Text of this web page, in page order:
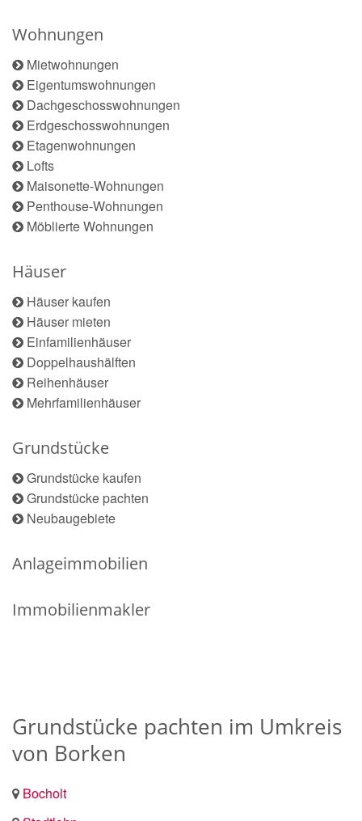
Wohnungen
Mietwohnungen
Eigentumswohnungen
Dachgeschosswohnungen
Erdgeschosswohnungen
Etagenwohnungen
Lofts
Maisonette-Wohnungen
Penthouse-Wohnungen
Möblierte Wohnungen
Häuser
Häuser kaufen
Häuser mieten
Einfamilienhäuser
Doppelhaushälften
Reihenhäuser
Mehrfamilienhäuser
Grundstücke
Grundstücke kaufen
Grundstücke pachten
Neubaugebiete
Anlageimmobilien
Immobilienmakler
Grundstücke pachten im Umkreis
von Borken
Bocholt